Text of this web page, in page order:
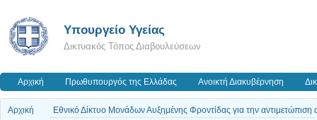
Υπουργείο Υγείας
Δικτυακός Τόπος Διαβουλεύσεων
Αρχική Πρωθυπουργός της Ελλάδας Ανοικτή Διακυβέρνηση
Αρχική
Εθνικό Δίκτυο Μονάδων Αυξημένης Φροντίδας για την